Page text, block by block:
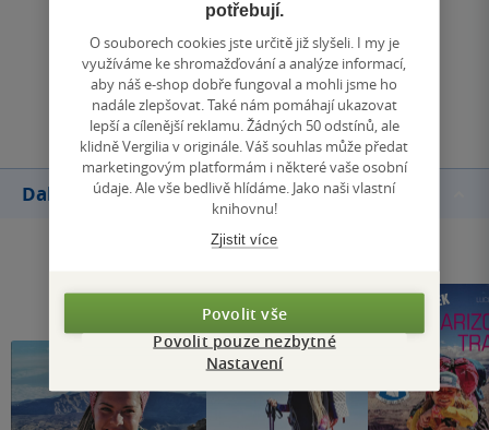
Zobrazit všechna hodnocení
Přidat hodnocení
Další knihy autora
potřebují.
O souborech cookies jste určitě již slyšeli. I my je
využíváme ke shromažďování a analýze informací,
aby náš e-shop dobře fungoval a mohli jsme ho
nadále zlepšovat. Také nám pomáhají ukazovat
lepší a cílenější reklamu. Žádných 50 odstínů, ale
klidně Vergilia v originále. Váš souhlas může předat
marketingovým platformám i některé vaše osobní
údaje. Ale vše bedlivě hlídáme. Jako naši vlastní
knihovnu!
Zjistit více
Povolit vše
Povolit pouze nezbytné
Nastavení